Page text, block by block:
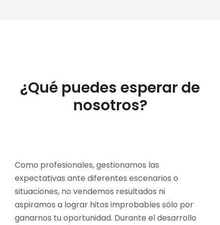
¿Qué puedes esperar de
nosotros?
Como profesionales, gestionamos las
expectativas ante diferentes escenarios o
situaciones, no vendemos resultados ni
aspiramos a lograr hitos improbables sólo por
ganarnos tu oportunidad. Durante el desarrollo